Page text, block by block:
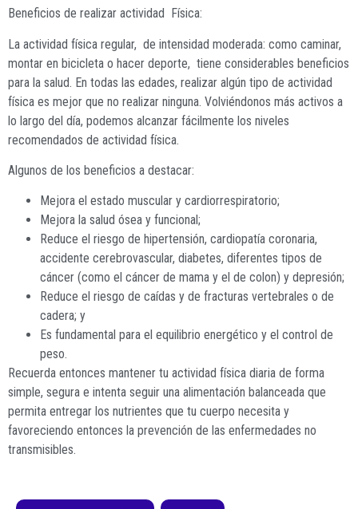
Beneficios de realizar actividad Física:
La actividad física regular, de intensidad moderada: como caminar,
montar en bicicleta o hacer deporte, tiene considerables beneficios
para la salud. En todas las edades, realizar algún tipo de actividad
física es mejor que no realizar ninguna. Volviéndonos más activos a
lo largo del día, podemos alcanzar fácilmente los niveles
recomendados de actividad física.
Algunos de los beneficios a destacar:
Mejora el estado muscular y cardiorrespiratorio;
Mejora la salud ósea y funcional;
Reduce el riesgo de hipertensión, cardiopatía coronaria,
accidente cerebrovascular, diabetes, diferentes tipos de
cáncer (como el cáncer de mama y el de colon) y depresión;
Reduce el riesgo de caídas y de fracturas vertebrales o de
cadera; y
Es fundamental para el equilibrio energético y el control de
peso.
Recuerda entonces mantener tu actividad física diaria de forma
simple, segura e intenta seguir una alimentación balanceada que
permita entregar los nutrientes que tu cuerpo necesita y
favoreciendo entonces la prevención de las enfermedades no
transmisibles.